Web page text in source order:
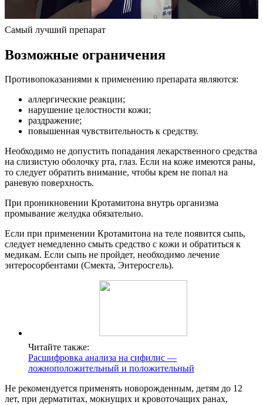
Самый лучший препарат
Возможные ограничения
Противопоказаниями к применению препарата являются:
аллергические реакции;
нарушение целостности кожи;
раздражение;
повышенная чувствительность к средству.
Необходимо не допустить попадания лекарственного средства
на слизистую оболочку рта, глаз. Если на коже имеются раны,
то следует обратить внимание, чтобы крем не попал на
раневую поверхность.
При проникновении Кротамитона внутрь организма
промывание желудка обязательно.
Если при применении Кротамитона на теле появится сыпь,
следует немедленно смыть средство с кожи и обратиться к
медикам. Если сыпь не пройдет, необходимо лечение
энтеросорбентами (Смекта, Энтеросгель).
Читайте также:
Расшифровка анализа на сифилис —
ложноположительный и положительный
Не рекомендуется применять новорожденным, детям до 12
лет, при дерматитах, мокнущих и кровоточащих ранах,